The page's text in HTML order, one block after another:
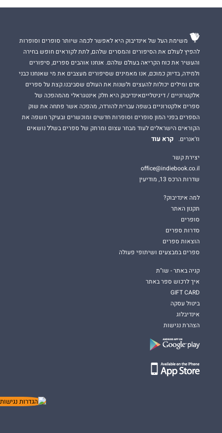
משימת העל של אינדיבוק היא לאפשר לכמה שיותר סופרים וסופרות
להפיץ לעולם את הסיפורים והמסרים שלהם, לתת לקוראים חופש בחירה
והעשיר את כוח הקריאה בעולם שלהם. אנחנו אוהבים ספרים, סיפורים
ולמידה, בדיוק כמוכם, אנו מאמינים שסיפורים מעצבים את מי שאנחנו כבני
אדם ומילים יכולות להעצים ולשנות את העולם שסביבנו.קצת על ספרים
אלקטרוניים / דיגיטלייםאינדיבוק היא חלק אינטגראלי מהמהפכה של
ספרים אלקטרוניים בשפה עברית להורדה, מהפכה אשר פתחה את שוק
הספרים בפני המון סופרים וסופרות חדשים ומוכשרים ובעיקר חשפה את
הקוראים הישראלים לעוד מבחר עצום ומרתק של ספרים בשלל נושאים
וז'אנרים.
קרא עוד
יצירת קשר
office@indiebook.co.il
שדרות הרכס 13, מודיעין
למה אינדיבוק?
תקנון האתר
סופרים
סדרות ספרים
הוצאות ספרים
ספרים במבצעים ושיתופי פעולה
קניה באתר - שו"ת
איך לרכוש ספר באתר
GIFT CARD
ביטול עסקה
אינדיבלוג
הצהרת נגישות